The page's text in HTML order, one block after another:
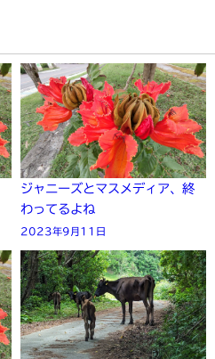
ジャニーズとマスメディア、終
わってるよね
2023年9月11日